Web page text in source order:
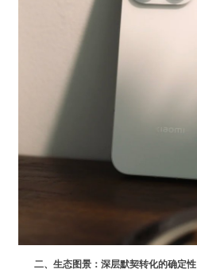
二、生态图景：深层默契转化的确定性